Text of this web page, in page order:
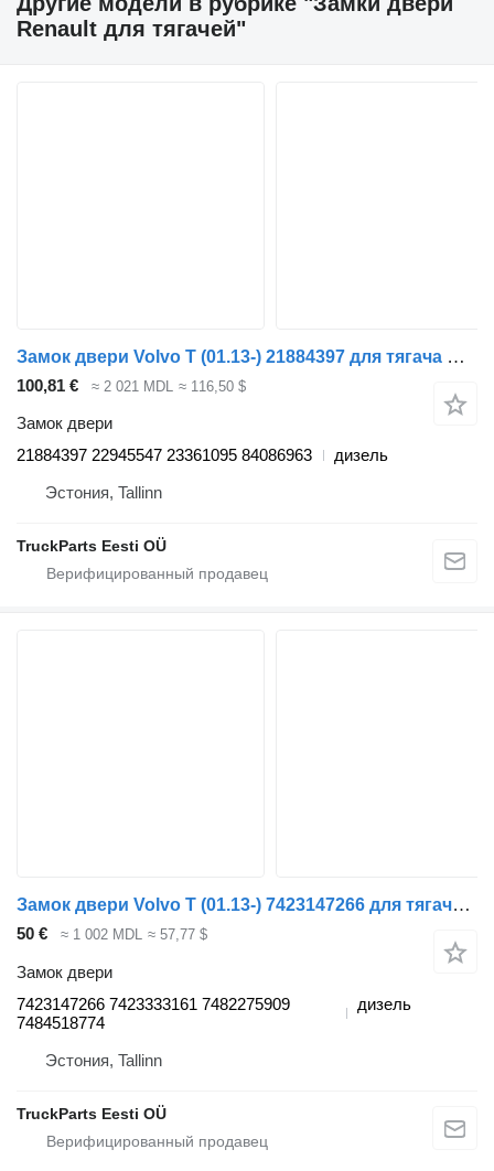
Renault для тягачей"
Замок двери Volvo T (01.13-) 21884397 для тягача Renault T (2013-)
100,81 € ≈ 2 021 MDL ≈ 116,50 $
Замок двери
21884397 22945547 23361095 84086963
дизель
Эстония, Tallinn
TruckParts Eesti OÜ
Замок двери Volvo T (01.13-) 7423147266 для тягача Renault T (2013-)
50 € ≈ 1 002 MDL ≈ 57,77 $
Замок двери
7423147266 7423333161 7482275909
7484518774
дизель
Эстония, Tallinn
TruckParts Eesti OÜ